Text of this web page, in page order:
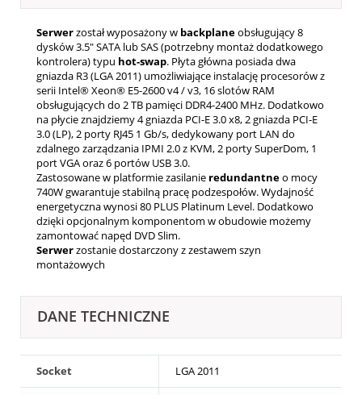
Serwerzostał wyposażony w backplaneobsługujący 8
dysków 3.5" SATA lub SAS (potrzebny montaż dodatkowego
kontrolera) typu hot-swap. Płyta główna posiada dwa
gniazda R3 (LGA 2011) umożliwiające instalację procesorów z
serii Intel® Xeon® E5-2600 v4 / v3, 16 slotów RAM
obsługujących do 2 TB pamięci DDR4-2400 MHz. Dodatkowo
na płycie znajdziemy 4 gniazda PCI-E 3.0 x8, 2 gniazda PCI-E
3.0 (LP), 2 porty RJ45 1 Gb/s, dedykowany port LAN do
zdalnego zarządzania IPMI 2.0 z KVM, 2 porty SuperDom, 1
port VGA oraz 6 portów USB 3.0.
Zastosowane w platformie zasilanie redundantneo mocy
740W gwarantuje stabilną pracę podzespołów. Wydajność
energetyczna wynosi 80 PLUS Platinum Level. Dodatkowo
dzięki opcjonalnym komponentom w obudowie możemy
zamontować napęd DVD Slim.
Serwerzostanie dostarczony z zestawem szyn
montażowych
DANE TECHNICZNE
Socket LGA 2011